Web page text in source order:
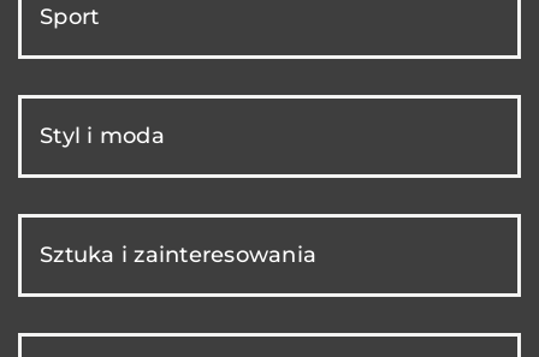
Sport
Styl i moda
Sztuka i zainteresowania